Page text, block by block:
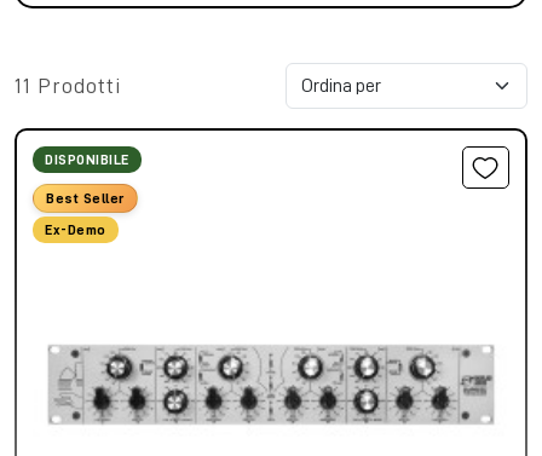
11 Prodotti
DISPONIBILE
Best Seller
Ex-Demo